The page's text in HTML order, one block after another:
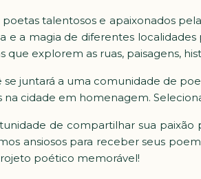
talentosos e apaixonados
e a magia de diferentes
que explorem as ruas, paisagens,
juntará a uma comunidade de
na cidade em homenagem.
de compartilhar sua paixão
ansiosos para receber seus
poético memorável!